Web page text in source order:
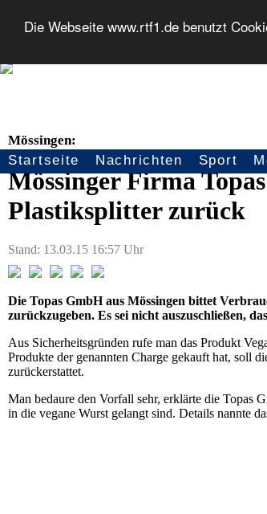
Die Webseite www.rtf1.de benutzt
Seitennavigation
Startseite Nachrichten Sport
Mössingen:
Mössinger Firma
Plastiksplitter zurück
Stand: 13.03.15 16:57 Uhr
Die Topas GmbH aus Mössingen bittet
zurückzugeben. Es sei nicht auszuschließen,
Aus Sicherheitsgründen rufe man das Produkt
Produkte der genannten Charge gekauft hat, soll
zurückerstattet.
Man bedaure den Vorfall sehr, erklärte die Topas
in die vegane Wurst gelangt sind. Details nannte